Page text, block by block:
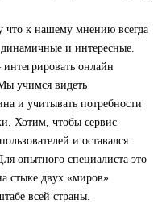
что к нашему мнению всегда
и интересные.
онлайн
учимся видеть
и учитывать потребности
Хотим, чтобы сервис
и оставался
опытного специалиста это
стыке двух «миров»
всей страны.